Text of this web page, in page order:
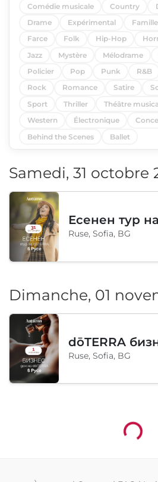
Comédie musicale
Country
Drame
Expérimental Famille
Farce
Folk Hip-Hop
Jazz
Mystère Mélodrame
Policier
Pop Punk R&B
Rock
Romance Satire
Sport
Thriller Théâtre
Western
Électronique
Behind the Scenes
Ballet
Samedi, 31 octobre
Ruse, Sofia, BG
Dimanche, 01
Ruse, Sofia, BG
Chargement...